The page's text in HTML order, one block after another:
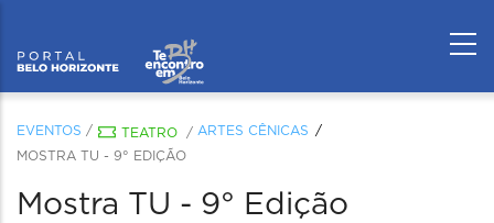
EVENTOS / TEATRO / ARTES CÊNICAS
MOSTRA TU - 9° EDIÇÃO
Mostra TU - 9° Edição